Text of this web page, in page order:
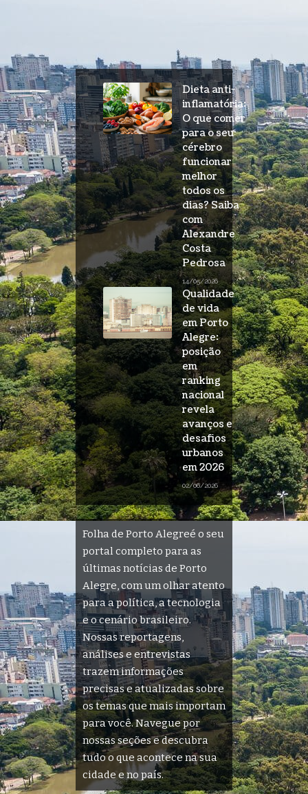
Dieta anti-
inflamatória:
O que comer
para o seu
cérebro
funcionar
melhor
todos os
dias? Saiba
com
Alexandre
Costa
Pedrosa
14/05/2026
Qualidade
de vida
em Porto
Alegre:
posição
em
ranking
nacional
revela
avanços e
desafios
urbanos
em 2026
02/06/2026
Folha de Porto Alegreé o seu
portal completo para as
últimas notícias de Porto
Alegre, com um olhar atento
para a política, a tecnologia
e o cenário brasileiro.
Nossas reportagens,
análises e entrevistas
trazem informações
precisas e atualizadas sobre
os temas que mais importam
para você. Navegue por
nossas seções e descubra
tudo o que acontece na sua
cidade e no país.